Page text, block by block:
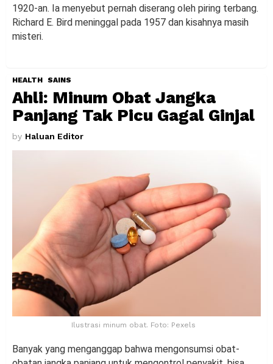
1920-an. Ia menyebut pernah diserang oleh piring terbang.
Richard E. Bird meninggal pada 1957 dan kisahnya masih
misteri.
HEALTH SAINS
Ahli: Minum Obat Jangka
Panjang Tak Picu Gagal Ginjal
by Haluan Editor
Ilustrasi minum obat. Foto: Pexels
Banyak yang menganggap bahwa mengonsumsi obat-